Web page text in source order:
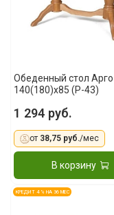
Обеденный стол Арго
140(180)x85 (Р-43)
1 294 руб.
от 38,75 руб./мес
В корзину
КРЕДИТ 4 % НА 36 МЕС